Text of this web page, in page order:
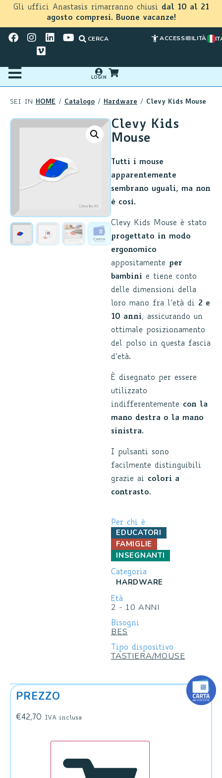
Gli uffici Anastasis rimarranno chiusi dal 10 al 21
agosto compresi. Buone vacanze!
CERCA ACCESSIBILITÀ
LOGIN
SEI IN HOME / Catalogo / Hardware / Clevy Kids Mouse
Clevy Kids
Mouse
Tutti i mouse
apparentemente
sembrano uguali, ma non
è così.
Clevy Kids Mouse è stato
progettato in modo
ergonomico
appositamente
per
bambini e tiene conto
delle dimensioni della
loro mano fra l’età di 2 e
10 anni, assicurando un
ottimale posizionamento
del polso in questa fascia
d’età.
È disegnato per essere
utilizzato
indifferentemente con la
mano destra o la mano
sinistra.
I pulsanti sono
facilmente distinguibili
grazie ai colori a
contrasto.
Per chi è
EDUCATORI
FAMIGLIE
INSEGNANTI
Categoria
HARDWARE
Età
2 - 10 ANNI
Bisogni
BES
Tipo dispositivo
TASTIERA/MOUSE
PREZZO
€42,70 IVA inclusa